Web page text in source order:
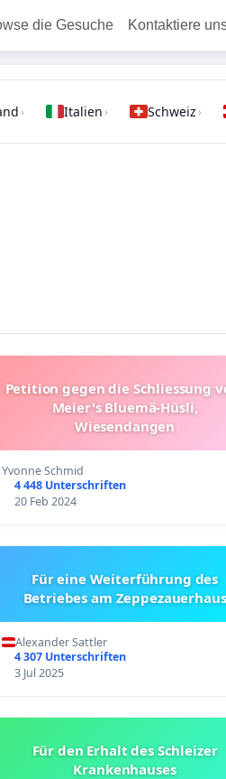
die Gesuche Kontaktiere
› Italien › Schweiz ›
Petition gegen die Schliessung
Meier's Bluemä-Hüsli,
Wiesendangen
Yvonne Schmid
4 448 Unterschriften
20 Feb 2024
Für eine Weiterführung des
Betriebes am Zeppezauerhaus
Alexander Sattler
4 307 Unterschriften
3 Jul 2025
Für den Erhalt des Schleizer
Krankenhauses